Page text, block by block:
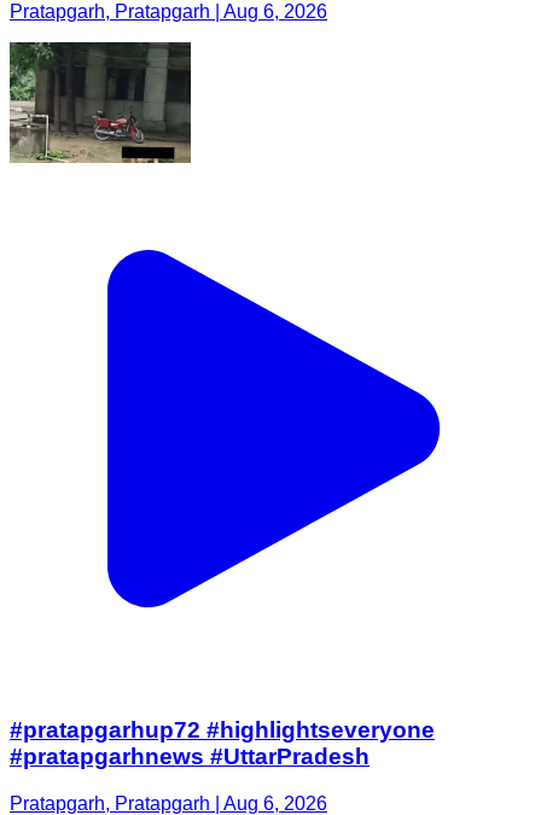
Pratapgarh, Pratapgarh | Aug 6, 2026
#pratapgarhup72 #highlightseveryone
#pratapgarhnews #UttarPradesh
Pratapgarh, Pratapgarh | Aug 6, 2026